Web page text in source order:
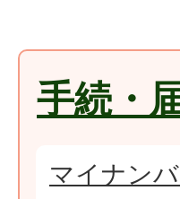
手続・
マイナン